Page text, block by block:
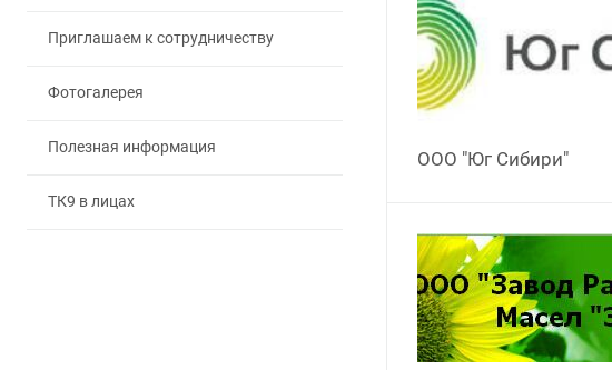
ООО "Юг Сибири"
Приглашаем к сотрудничеству
Фотогалерея
Полезная информация
ТК9 в лицах